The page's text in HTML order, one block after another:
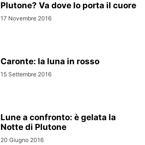
Plutone? Va dove lo porta il cuore
17 Novembre 2016
Caronte: la luna in rosso
15 Settembre 2016
Lune a confronto: è gelata la
Notte di Plutone
20 Giugno 2016